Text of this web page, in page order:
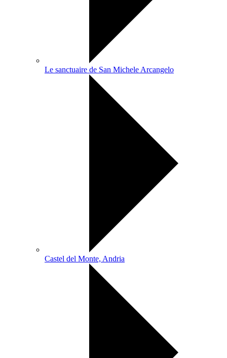
Le sanctuaire de San Michele Arcangelo
Castel del Monte, Andria